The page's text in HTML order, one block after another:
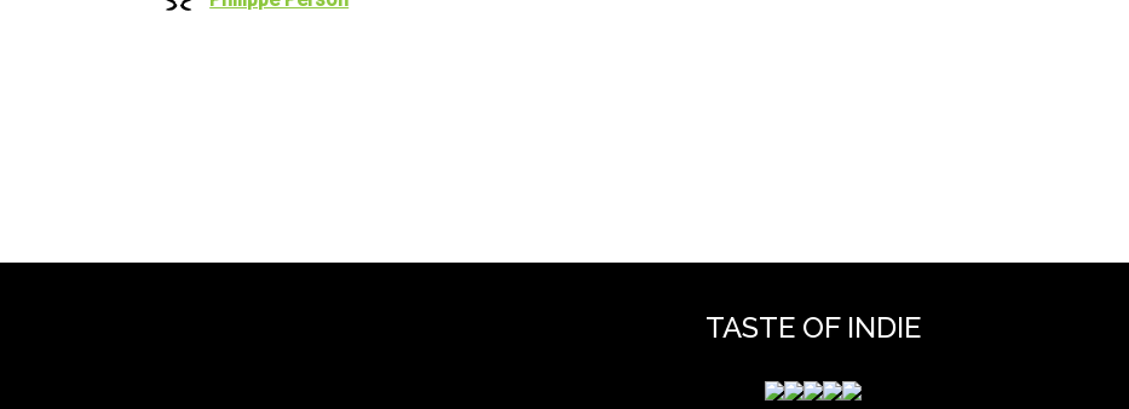
TASTE OF INDIE